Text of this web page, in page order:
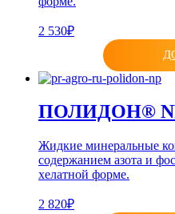
2 530₽
ПОЛИДОН® NP
Жидкие минеральные
содержанием азота и
хелатной форме.
2 820₽